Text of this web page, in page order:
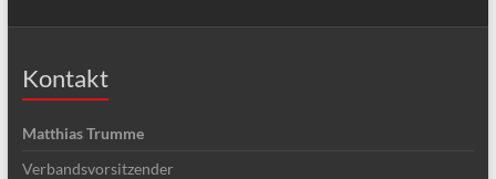
Kontakt
Matthias Trumme
Verbandsvorsitzender